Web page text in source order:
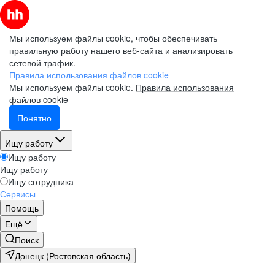
Мы используем файлы cookie, чтобы обеспечивать
правильную работу нашего веб-сайта и анализировать
сетевой трафик.
Правила использования файлов cookie
Мы используем файлы cookie. Правила использования
файлов cookie
Понятно
Ищу работу
Ищу работу
Ищу работу
Ищу сотрудника
Сервисы
Помощь
Ещё
Поиск
Донецк (Ростовская область)